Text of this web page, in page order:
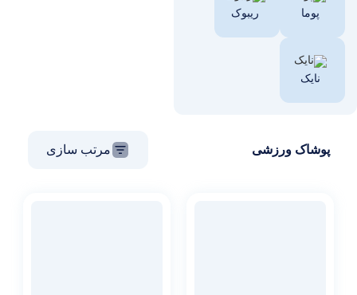
پوما ریبوک
نایک
پوشاک ورزشی مرتب سازی